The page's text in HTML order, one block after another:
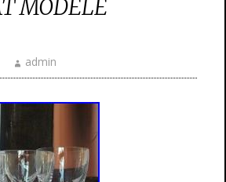
MODÈLE
admin